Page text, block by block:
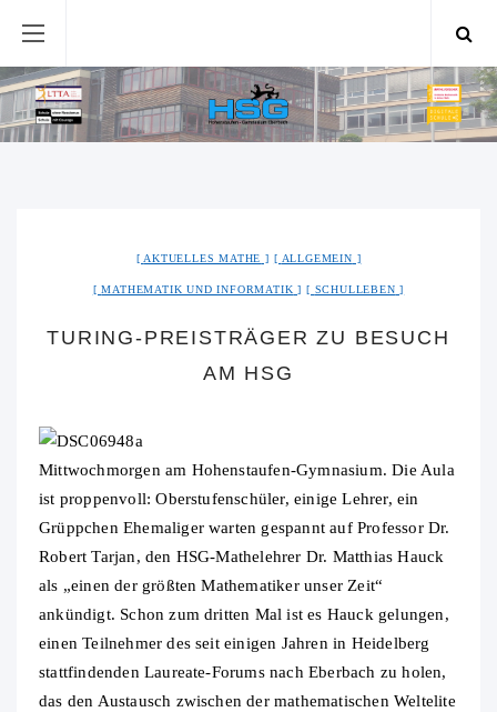
AKTUELLES MATHE ALLGEMEIN
MATHEMATIK UND INFORMATIK SCHULLEBEN
TURING-PREISTRÄGER ZU BESUCH
AM HSG
Mittwochmorgen am Hohenstaufen-Gymnasium. Die Aula
ist proppenvoll: Oberstufenschüler, einige Lehrer, ein
Grüppchen Ehemaliger warten gespannt auf Professor Dr.
Robert Tarjan, den HSG-Mathelehrer Dr. Matthias Hauck
als „einen der größten Mathematiker unser Zeit“
ankündigt. Schon zum dritten Mal ist es Hauck gelungen,
einen Teilnehmer des seit einigen Jahren in Heidelberg
stattfindenden Laureate-Forums nach Eberbach zu holen,
das den Austausch zwischen der mathematischen Weltelite